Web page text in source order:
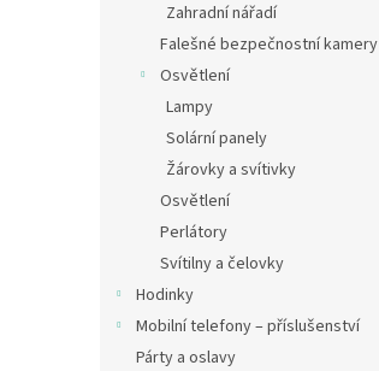
Zahradní nářadí
Falešné bezpečnostní kamery
Osvětlení
Lampy
Solární panely
Žárovky a svítivky
Osvětlení
Perlátory
Svítilny a čelovky
Hodinky
Mobilní telefony – příslušenství
Párty a oslavy